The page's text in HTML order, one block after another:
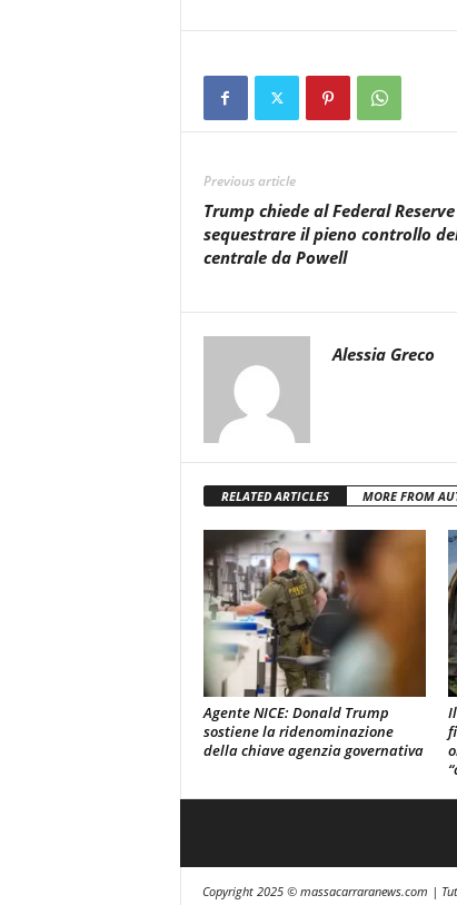
Previous article
Trump chiede al Federal
sequestrare il pieno controllo
centrale da Powell
Alessia Greco
RELATED ARTICLES MORE FROM
Agente NICE: Donald Trump
sostiene la ridenominazione
della chiave agenzia governativa
Copyright 2025 © massacarraranews.com |